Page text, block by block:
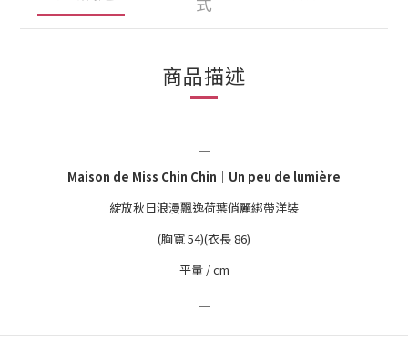
商品描述
Maison de Miss Chin Chin ｜ Un peu de lumière
綻放秋日浪漫飄逸荷葉俏麗綁帶洋裝
(胸寬 54)(衣長 86)
平量 / cm